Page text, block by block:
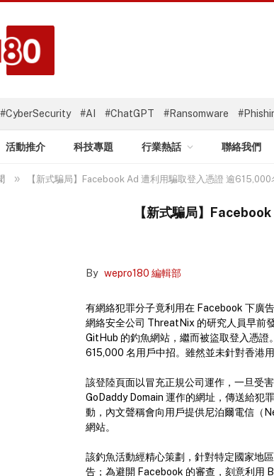
#CyberSecurity #AI #ChatGPT #Ransomware
活動推介 科技專題 行業熱話 聯絡我們
» 【新式騙局】Facebook Ad 遭利用騙取登入憑證 逾615,000
【新式騙局】
By wepro180 編輯部
有網絡犯罪分子竟利用在 Facebook 下廣
網絡安全公司 ThreatNix 的研究人員早前
GitHub 的釣魚網站，繼而被盜取登入憑
615,000 名用戶中招。雖然並未針對香港
該登陸頁面以冒充正規公司運作，一旦受
GoDaddy Domain 運作的網址，傳送給犯
動，內文聲稱會向用戶提供尼泊爾電信（
網站。
該釣魚活動經精心策劃，針對特定國家地
告；為避開 Facebook 的審查，刻意利用